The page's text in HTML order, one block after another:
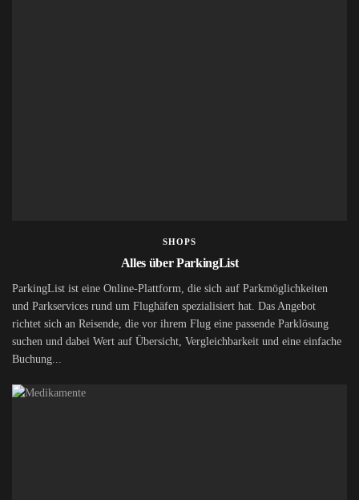
SHOPS
Alles über ParkingList
ParkingList ist eine Online-Plattform, die sich auf Parkmöglichkeiten
und Parkservices rund um Flughäfen spezialisiert hat. Das Angebot
richtet sich an Reisende, die vor ihrem Flug eine passende Parklösung
suchen und dabei Wert auf Übersicht, Vergleichbarkeit und eine einfache
Buchung...